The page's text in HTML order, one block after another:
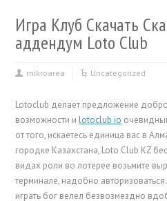
Игра Клуб Скачать
аддендум Loto Club
mikroarea Uncategorized
Lotoclub делает предложение
возможности иlotoclub io
от того, искаетесь единица вас в
городке Казахстана, Loto Club KZ
видах роли во лотерее возьмите
терминале, надобно авторизоваться.
играть бог велел безвозмездно